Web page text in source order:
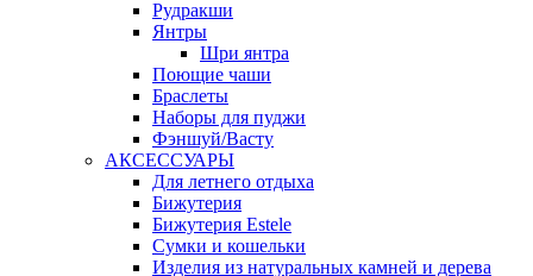
Рудракши
Янтры
Шри янтра
Поющие чаши
Браслеты
Наборы для пуджи
Фэншуй/Васту
АКСЕССУАРЫ
Для летнего отдыха
Бижутерия
Бижутерия Estele
Сумки и кошельки
Изделия из натуральных камней и дерева